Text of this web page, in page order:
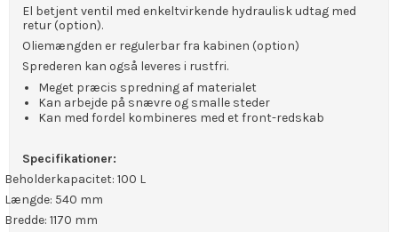
El betjent ventil med enkeltvirkende hydraulisk udtag med
retur (option).
Oliemængden er regulerbar fra kabinen (option)
Sprederen kan også leveres i rustfri.
Meget præcis spredning af materialet
Kan arbejde på snævre og smalle steder
Kan med fordel kombineres med et front-redskab
Specifikationer:
Beholderkapacitet: 100 L
Længde: 540 mm
Bredde: 1170 mm